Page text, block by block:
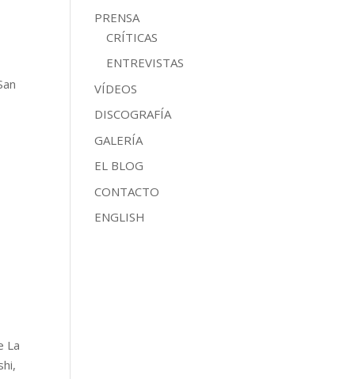
La
PRENSA
CRÍTICAS
ENTREVISTAS
VÍDEOS
DISCOGRAFÍA
GALERÍA
EL BLOG
CONTACTO
ENGLISH